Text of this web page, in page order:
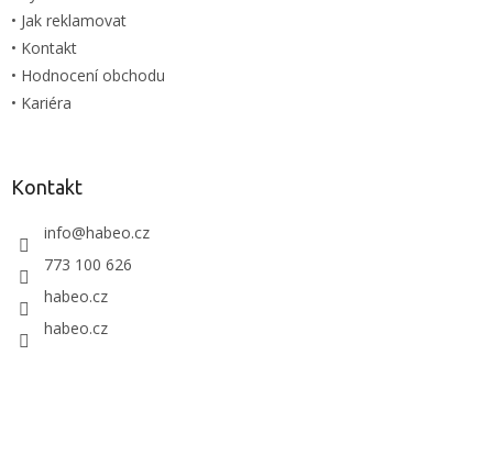
• Jak reklamovat
• Kontakt
• Hodnocení obchodu
• Kariéra
Kontakt
info@habeo.cz
773 100 626
habeo.cz
habeo.cz